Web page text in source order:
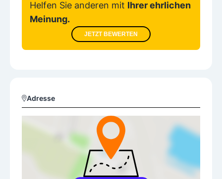
Helfen Sie anderen mit Ihrer ehrlichen
Meinung.
JETZT BEWERTEN
Adresse